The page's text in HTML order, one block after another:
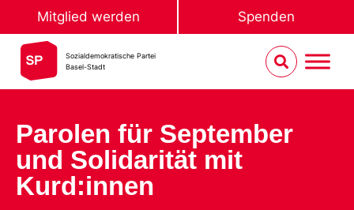
Mitglied werden Spenden
Sozialdemokratische Partei
Basel-Stadt
Parolen für September
und Solidarität mit
Kurd:innen